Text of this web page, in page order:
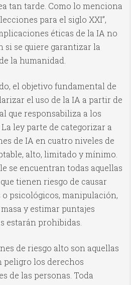
tan tarde. Como lo menciona
para el siglo XXI”,
éticas de la IA no
si se quiere garantizar la
la humanidad.
el objetivo fundamental de
el uso de la IA a partir de
que responsabiliza a los
ley parte de categorizar a
de IA en cuatro niveles de
alto, limitado y mínimo.
se encuentran todas aquellas
tienen riesgo de causar
psicológicos, manipulación,
y estimar puntajes
estarán prohibidas.
de riesgo alto son aquellas
peligro los derechos
de las personas. Toda